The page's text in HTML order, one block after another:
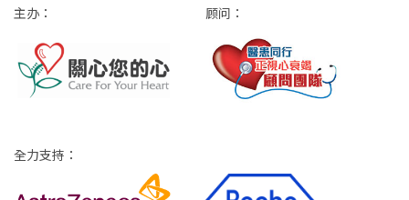
主办： 顾问：
全力支持：